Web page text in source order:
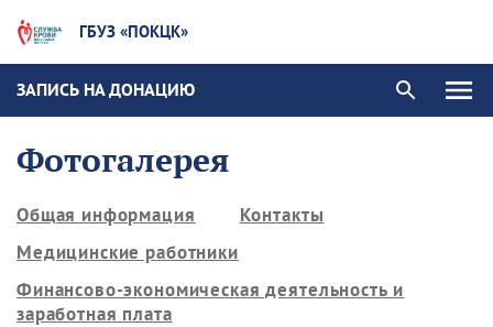
ГБУЗ «ПОКЦК»
ЗАПИСЬ НА ДОНАЦИЮ
Фотогалерея
Общая информация
Контакты
Медицинские работники
Финансово-экономическая деятельность и
заработная плата